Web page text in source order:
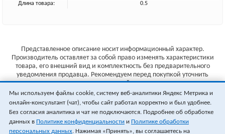
Длина товара:
0.5
Представленное описание носит информационный характер.
Производитель оставляет за собой право изменять характеристики
товара, его внешний вид и комплектность без предварительного
уведомления продавца. Рекомендуем перед покупкой уточнить
характеристики товара на сайте производителя.
Указанные цены не являются публичной офертой (ст.435 ГК РФ).
Стоимость и наличие товара уточняйте у менеджера.
Мы используем файлы cookie, систему веб-аналитики Яндекс Метрика и
онлайн-консультант (чат), чтобы сайт работал корректно и был удобнее.
Без согласия аналитика и чат не подключаются. Подробнее об обработке
данных в Политике конфиденциальности и Политике обработки
персональных данных. Нажимая «Принять», вы соглашаетесь на